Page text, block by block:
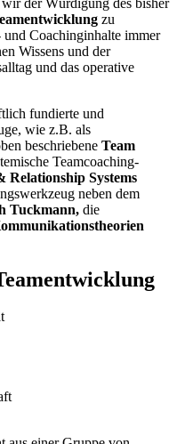
zu
und Coachinginhalte immer
Wissens und der
und das operative
fundierte und
wie z.B. als
beschriebene Team
Teamcoaching-
Relationship Systems
neben dem
Tuckmann, die